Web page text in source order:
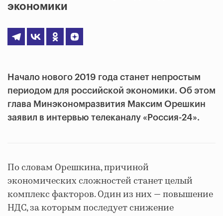
экономики
Начало нового 2019 года станет непростым
периодом для российской экономики. Об этом
глава Минэкономразвития Максим Орешкин
заявил в интервью телеканалу «Россия-24».
По словам Орешкина, причиной
экономических сложностей станет целый
комплекс факторов. Один из них — повышение
НДС, за которым последует снижение